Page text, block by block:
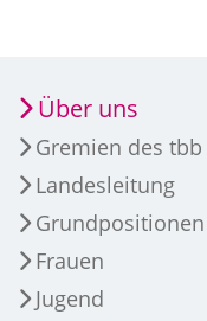
Über uns
Gremien des tbb
Landesleitung
Grundpositionen
Frauen
Jugend